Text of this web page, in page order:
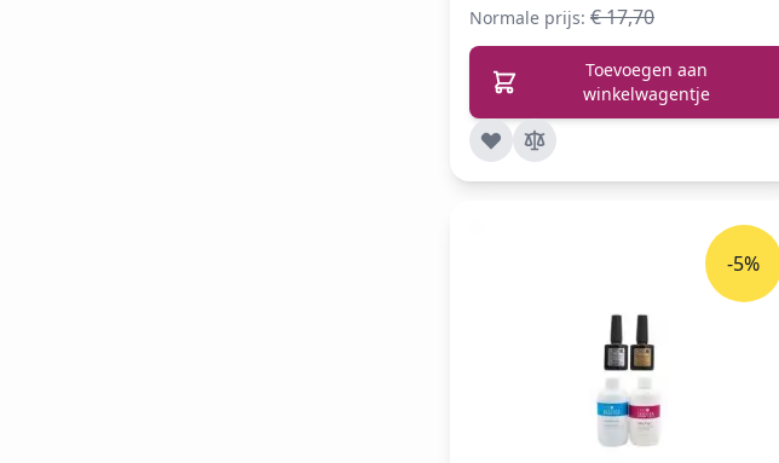
Normale prijs: € 17,70
Toevoegen aan
winkelwagentje
-5%